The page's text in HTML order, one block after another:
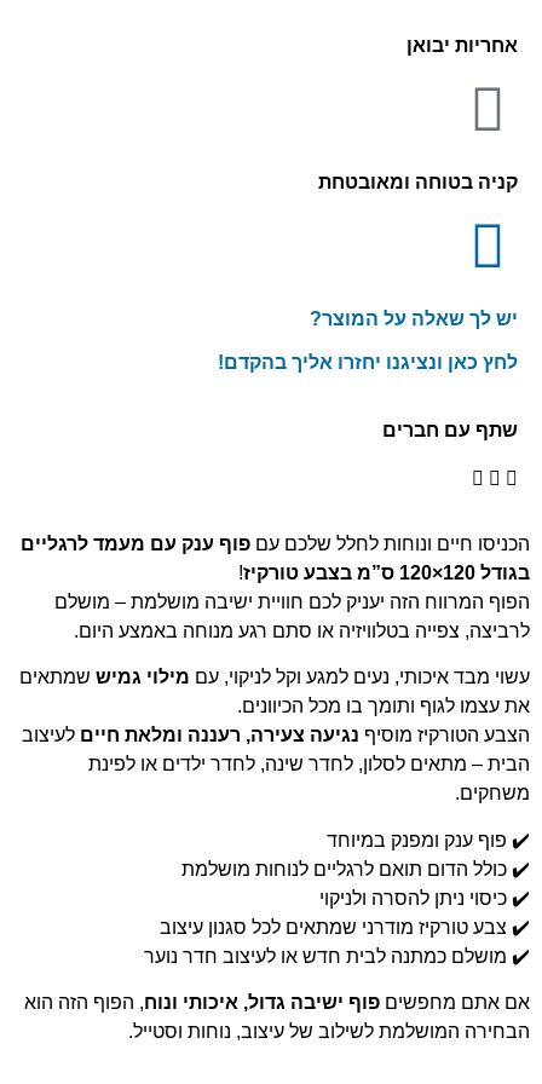
אחריות יבואן
קניה בטוחה ומאובטחת
יש לך שאלה על המוצר?
לחץ כאן ונציגנו יחזרו אליך בהקדם!
שתף עם חברים
הכניסו חיים ונוחות לחלל שלכם עם פוף ענק עם מעמד לרגליים
בגודל 120×120 ס”מ בצבע טורקיז
!
הפוף המרווח הזה יעניק לכם חוויית ישיבה מושלמת – מושלם
לרביצה, צפייה בטלוויזיה או סתם רגע מנוחה באמצע היום.
עשוי מבד איכותי, נעים למגע וקל לניקוי, עם מילוי גמיש שמתאים
את עצמו לגוף ותומך בו מכל הכיוונים.
הצבע הטורקיז מוסיף נגיעה צעירה, רעננה ומלאת חיים לעיצוב
הבית – מתאים לסלון, לחדר שינה, לחדר ילדים או לפינת
משחקים.
✔️ פוף ענק ומפנק במיוחד
✔️ כולל הדום תואם לרגליים לנוחות מושלמת
✔️ כיסוי ניתן להסרה ולניקוי
✔️ צבע טורקיז מודרני שמתאים לכל סגנון עיצוב
✔️ מושלם כמתנה לבית חדש או לעיצוב חדר נוער
אם אתם מחפשים פוף ישיבה גדול, איכותי ונוח, הפוף הזה הוא
הבחירה המושלמת לשילוב של עיצוב, נוחות וסטייל.